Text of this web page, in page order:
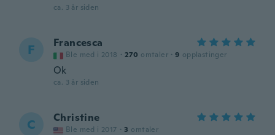
ca. 3 år siden
F Francesca
Ble med i 2018 · 270 omtaler · 9 opplastinger
Ok
ca. 3 år siden
C Christine
Ble med i 2017 · 3 omtaler